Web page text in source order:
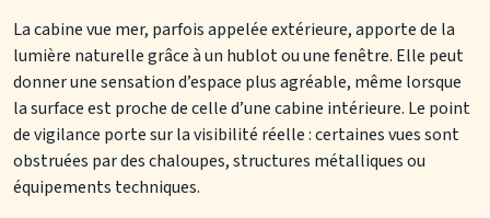
La cabine vue mer, parfois appelée extérieure, apporte de la
lumière naturelle grâce à un hublot ou une fenêtre. Elle peut
donner une sensation d’espace plus agréable, même lorsque
la surface est proche de celle d’une cabine intérieure. Le point
de vigilance porte sur la visibilité réelle : certaines vues sont
obstruées par des chaloupes, structures métalliques ou
équipements techniques.